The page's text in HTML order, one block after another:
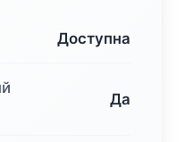
Доступна
Да